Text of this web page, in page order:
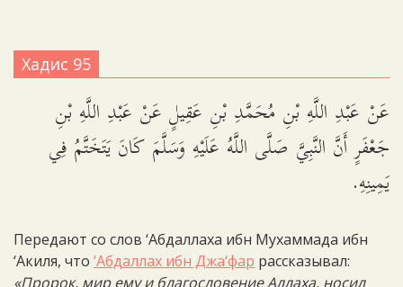
Хадис 95
عَنْ عَبْدِ اللَّهِ بْنِ مُحَمَّدِ بْنِ عَقِيلٍ عَنْ عَبْدِ اللَّهِ بْنِ
جَعْفَرٍ أَنَّ النَّبِيَّ صَلَّى اللَّهُ عَلَيْهِ وَسَلَّمَ كَانَ يَتَخَتَّمُ فِي
يَمِينِهِ.
Передают со слов ‘Абдаллаха ибн Мухаммада ибн
‘Акиля, что ‘Абдаллах ибн Джа‘фар рассказывал:
«Пророк, мир ему и благословение Аллаха, носил